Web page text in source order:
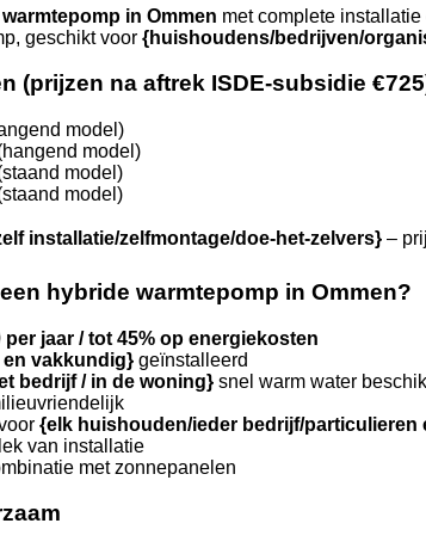
in Ommen met complete
geschikt voor {huishoudens/bedrijven/
(prijzen na aftrek ISDE-subsidie
model)
model)
model)
model)
installatie/zelfmontage/doe-het-zelvers} –
hybride warmtepomp in Ommen?
per jaar / tot 45% op energiekosten
en vakkundig} geïnstalleerd
bedrijf / in de woning} snel warm water
{elk huishouden/ieder bedrijf/particulieren
van installatie
met zonnepanelen